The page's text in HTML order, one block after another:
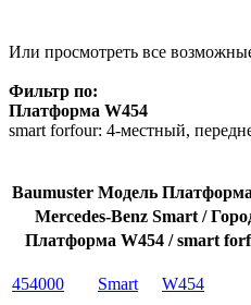
Или просмотреть все
Фильтр по:
Платформа W454
smart forfour: 4-местный,
Baumuster Модель Платформа
Mercedes-Benz Smart /
Платформа W454 / smart
454000 Smart W454